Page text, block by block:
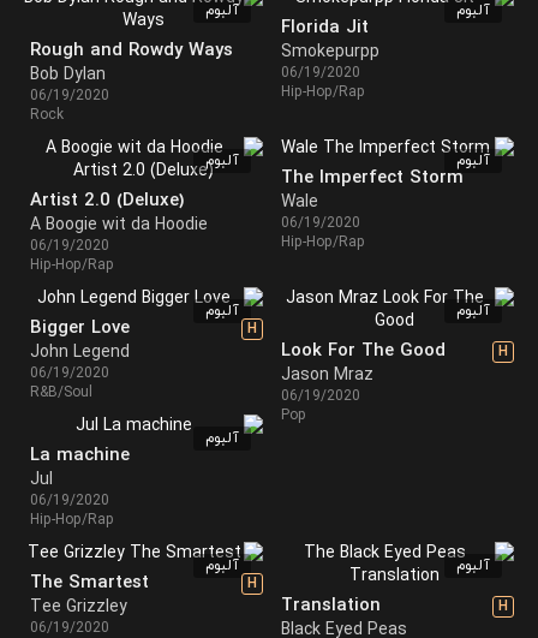
آلبوم
Florida Jit
Smokepurpp
06/19/2020
Hip-Hop/Rap
آلبوم
Rough and Rowdy Ways
Bob Dylan
06/19/2020
Rock
آلبوم
The Imperfect Storm
Wale
06/19/2020
Hip-Hop/Rap
آلبوم
Artist 2.0 (Deluxe)
A Boogie wit da Hoodie
06/19/2020
Hip-Hop/Rap
آلبوم
Look For The Good H
Jason Mraz
06/19/2020
Pop
آلبوم
Bigger Love H
John Legend
06/19/2020
R&B/Soul
آلبوم
La machine
Jul
06/19/2020
Hip-Hop/Rap
آلبوم
Translation H
Black Eyed Peas
آلبوم
The Smartest H
Tee Grizzley
06/19/2020